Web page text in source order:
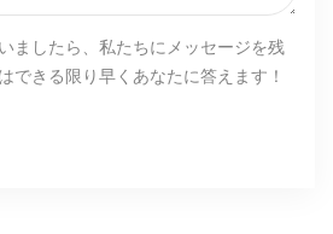
ましたら、私たちにメッセージを残
できる限り早くあなたに答えます！